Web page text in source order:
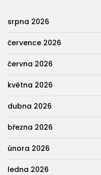
srpna 2026
července 2026
června 2026
května 2026
dubna 2026
března 2026
února 2026
ledna 2026